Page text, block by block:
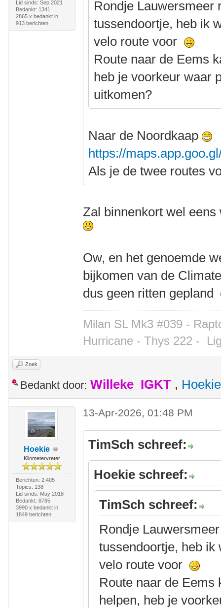
Lid sinds: Sep 2021
Bedankt: 1341
2865 x bedankt in
913 berichten
Rondje Lauwersmeer
tussendoortje, heb ik
velo route voor
Route naar de Eems
heb je voorkeur waar
uitkomen?
Naar de Noordkaap
https://
Als je de twee routes
Zal binnenkort wel
Ow, en het genoemde
bijkomen van de
dus geen ritten gepland
Milan SL Mk3 #039 -
Hurricane - Thys 222 -
Zoek
Bedankt door: Willeke_IGKT , Hoekie
Hoekie
Kilometervreter
Berichten: 2.405
Topics: 138
Lid sinds: May 2018
Bedankt: 8785
3990 x bedankt in
1849 berichten
13-Apr-2026, 01:48 PM
TimSch schreef:
Hoekie schreef:
TimSch schreef:
Rondje
tussendoortje, heb ik
velo route voor
Route naar de Eems
helpen, heb je